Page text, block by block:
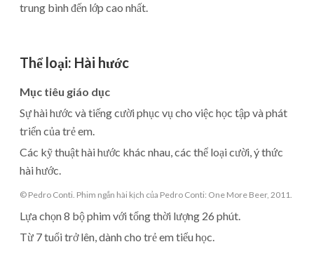
trung bình đến lớp cao nhất.
Thể loại: Hài hước
Mục tiêu giáo dục
Sự hài hước và tiếng cười phục vụ cho việc học tập và phát
triển của trẻ em.
Các kỹ thuật hài hước khác nhau, các thể loại cười, ý thức
hài hước.
© Pedro Conti. Phim ngắn hài kịch của Pedro Conti: One More Beer, 2011.
Lựa chọn 8 bộ phim với tổng thời lượng 26 phút.
Từ 7 tuổi trở lên, dành cho trẻ em tiểu học.